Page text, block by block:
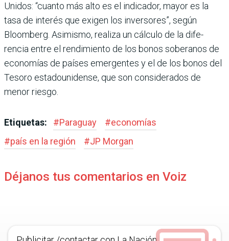
Unidos: “cuanto más alto es el indica­dor, mayor es la
tasa de inte­rés que exigen los inversores”, según
Bloomberg. Asimismo, realiza un cálculo de la dife­
rencia entre el rendimiento de los bonos soberanos de
econo­mías de países emergentes y el de los bonos del
Tesoro esta­dounidense, que son conside­rados de
menor riesgo.
Etiquetas: #Paraguay #economías
#país en la región #JP Morgan
Déjanos tus comentarios en Voiz